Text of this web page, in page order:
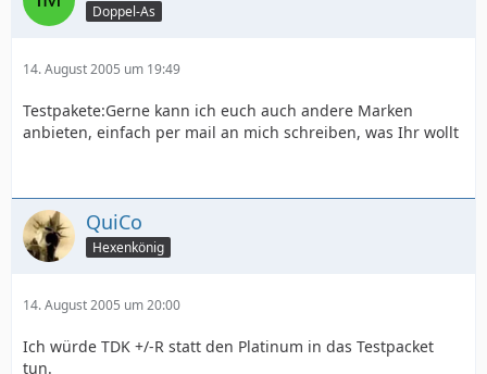
Doppel-As
14. August 2005 um 19:49
Testpakete:Gerne kann ich euch auch andere Marken
anbieten, einfach per mail an mich schreiben, was Ihr wollt
QuiCo
Hexenkönig
14. August 2005 um 20:00
Ich würde TDK +/-R statt den Platinum in das Testpacket
tun.